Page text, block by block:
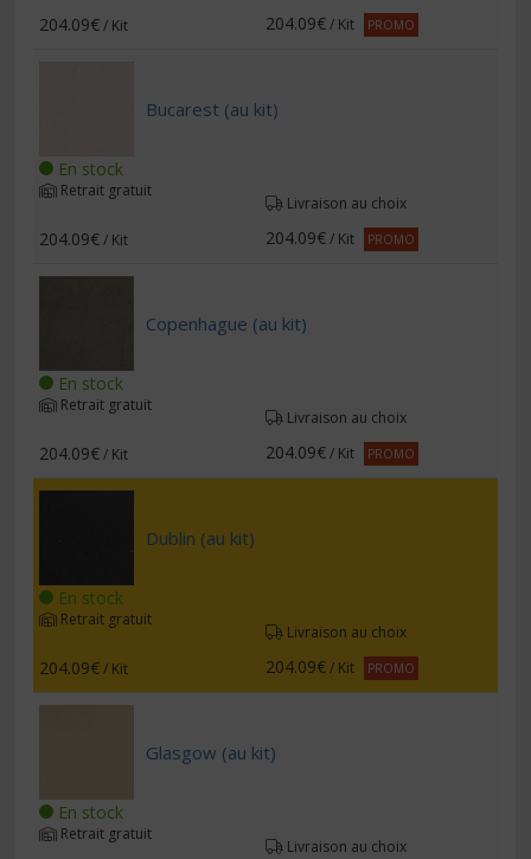
204.09€/ Kit 204.09€/ Kit PROMO
Bucarest (au kit)
En stock
Retrait gratuit
Livraison au choix
204.09€/ Kit 204.09€/ Kit PROMO
Copenhague (au kit)
En stock
Retrait gratuit
Livraison au choix
204.09€/ Kit 204.09€/ Kit PROMO
Dublin (au kit)
En stock
Retrait gratuit
Livraison au choix
204.09€/ Kit 204.09€/ Kit PROMO
Glasgow (au kit)
En stock
Retrait gratuit
Livraison au choix